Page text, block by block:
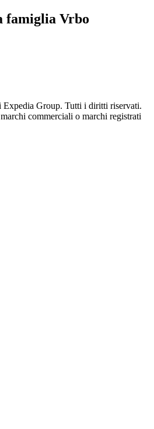
famiglia Vrbo
Group. Tutti i diritti riservati.
commerciali o marchi registrati